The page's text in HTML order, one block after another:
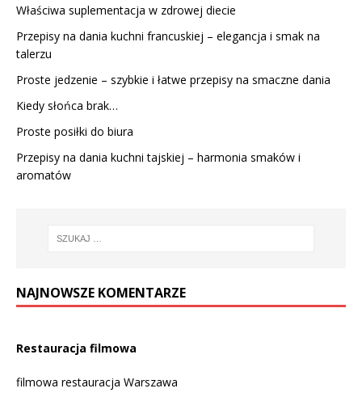
Właściwa suplementacja w zdrowej diecie
Przepisy na dania kuchni francuskiej – elegancja i smak na
talerzu
Proste jedzenie – szybkie i łatwe przepisy na smaczne dania
Kiedy słońca brak…
Proste posiłki do biura
Przepisy na dania kuchni tajskiej – harmonia smaków i
aromatów
NAJNOWSZE KOMENTARZE
Restauracja filmowa
filmowa restauracja Warszawa